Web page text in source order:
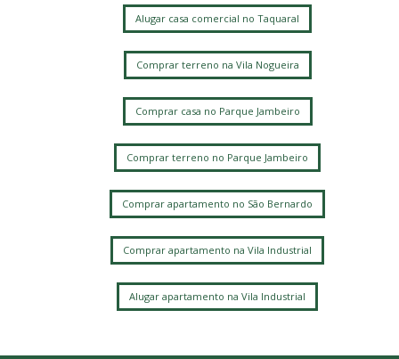
Alugar casa comercial no Taquaral
Comprar terreno na Vila Nogueira
Comprar casa no Parque Jambeiro
Comprar terreno no Parque Jambeiro
Comprar apartamento no São Bernardo
Comprar apartamento na Vila Industrial
Alugar apartamento na Vila Industrial